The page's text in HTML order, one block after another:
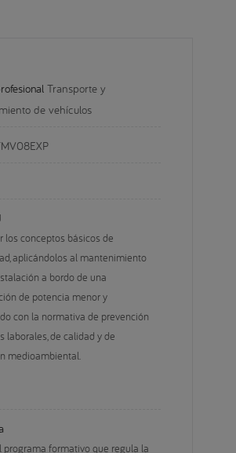
Transporte y
de vehículos
los conceptos básicos de
aplicándolos al mantenimiento
a bordo de una
de potencia menor y
con la normativa de prevención
laborales, de calidad y de
medioambiental.
programa formativo que regula la